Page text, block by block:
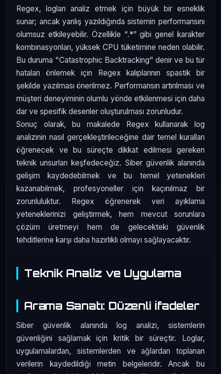
Regex, logları analiz etmek için büyük bir esneklik
sunar; ancak yanlış yazıldığında sistemin performansını
olumsuz etkileyebilir. Özellikle “.*” gibi genel karakter
kombinasyonları, yüksek CPU tüketimine neden olabilir.
Bu duruma "Catastrophic Backtracking" denir ve bu tür
hataları önlemek için Regex kalıplarının spastik bir
şekilde yazılması önerilmez. Performansın artırılması ve
müşteri deneyiminin olumlu yönde etkilenmesi için daha
dar ve spesifik desenler oluşturulması zorunludur.
Sonuç olarak, bu makalede Regex kullanarak log
analizinin nasıl gerçekleştirileceğine dair temel kuralları
öğrenecek ve bu süreçte dikkat edilmesi gereken
teknik unsurları keşfedeceğiz. Siber güvenlik alanında
gelişim kaydedebilmek ve bu temel yetenekleri
kazanabilmek, profesyoneller için kaçınılmaz bir
zorunluluktur. Regex öğrenerek veri ayıklama
yeteneklerinizi geliştirmek, hem mevcut sorunlara
çözüm üretmeyi hem de gelecekteki güvenlik
tehditlerine karşı daha hazırlıklı olmayı sağlayacaktır.
Teknik Analiz ve Uygulama
Arama Sanatı: Düzenli İfadeler
Siber güvenlik alanında log analizi, sistemlerin
güvenliğini sağlamak için kritik bir süreçtir. Loglar,
uygulamalardan, sistemlerden ve ağlardan toplanan
verilerin kaydedildiği metin belgeleridir. Ancak bu